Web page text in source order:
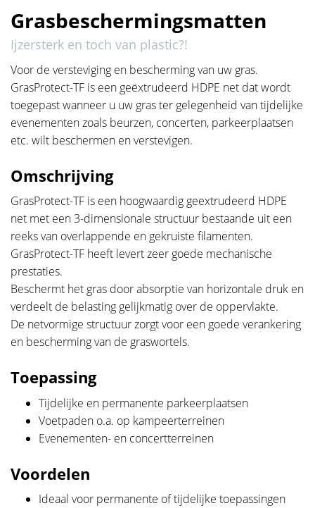
Grasbeschermingsmatten
Ijzersterk en toch van plastic?!
Voor de versteviging en bescherming van uw gras.
GrasProtect-TF is een geëxtrudeerd HDPE net dat wordt
toegepast wanneer u uw gras ter gelegenheid van tijdelijke
evenementen zoals beurzen, concerten, parkeerplaatsen
etc. wilt beschermen en verstevigen.
Omschrijving
GrasProtect-TF is een hoogwaardig geextrudeerd HDPE
net met een 3-dimensionale structuur bestaande uit een
reeks van overlappende en gekruiste filamenten.
GrasProtect-TF heeft levert zeer goede mechanische
prestaties.
Beschermt het gras door absorptie van horizontale druk en
verdeelt de belasting gelijkmatig over de oppervlakte.
De netvormige structuur zorgt voor een goede verankering
en bescherming van de graswortels.
Toepassing
Tijdelijke en permanente parkeerplaatsen
Voetpaden o.a. op kampeerterreinen
Evenementen- en concertterreinen
Voordelen
Ideaal voor permanente of tijdelijke toepassingen